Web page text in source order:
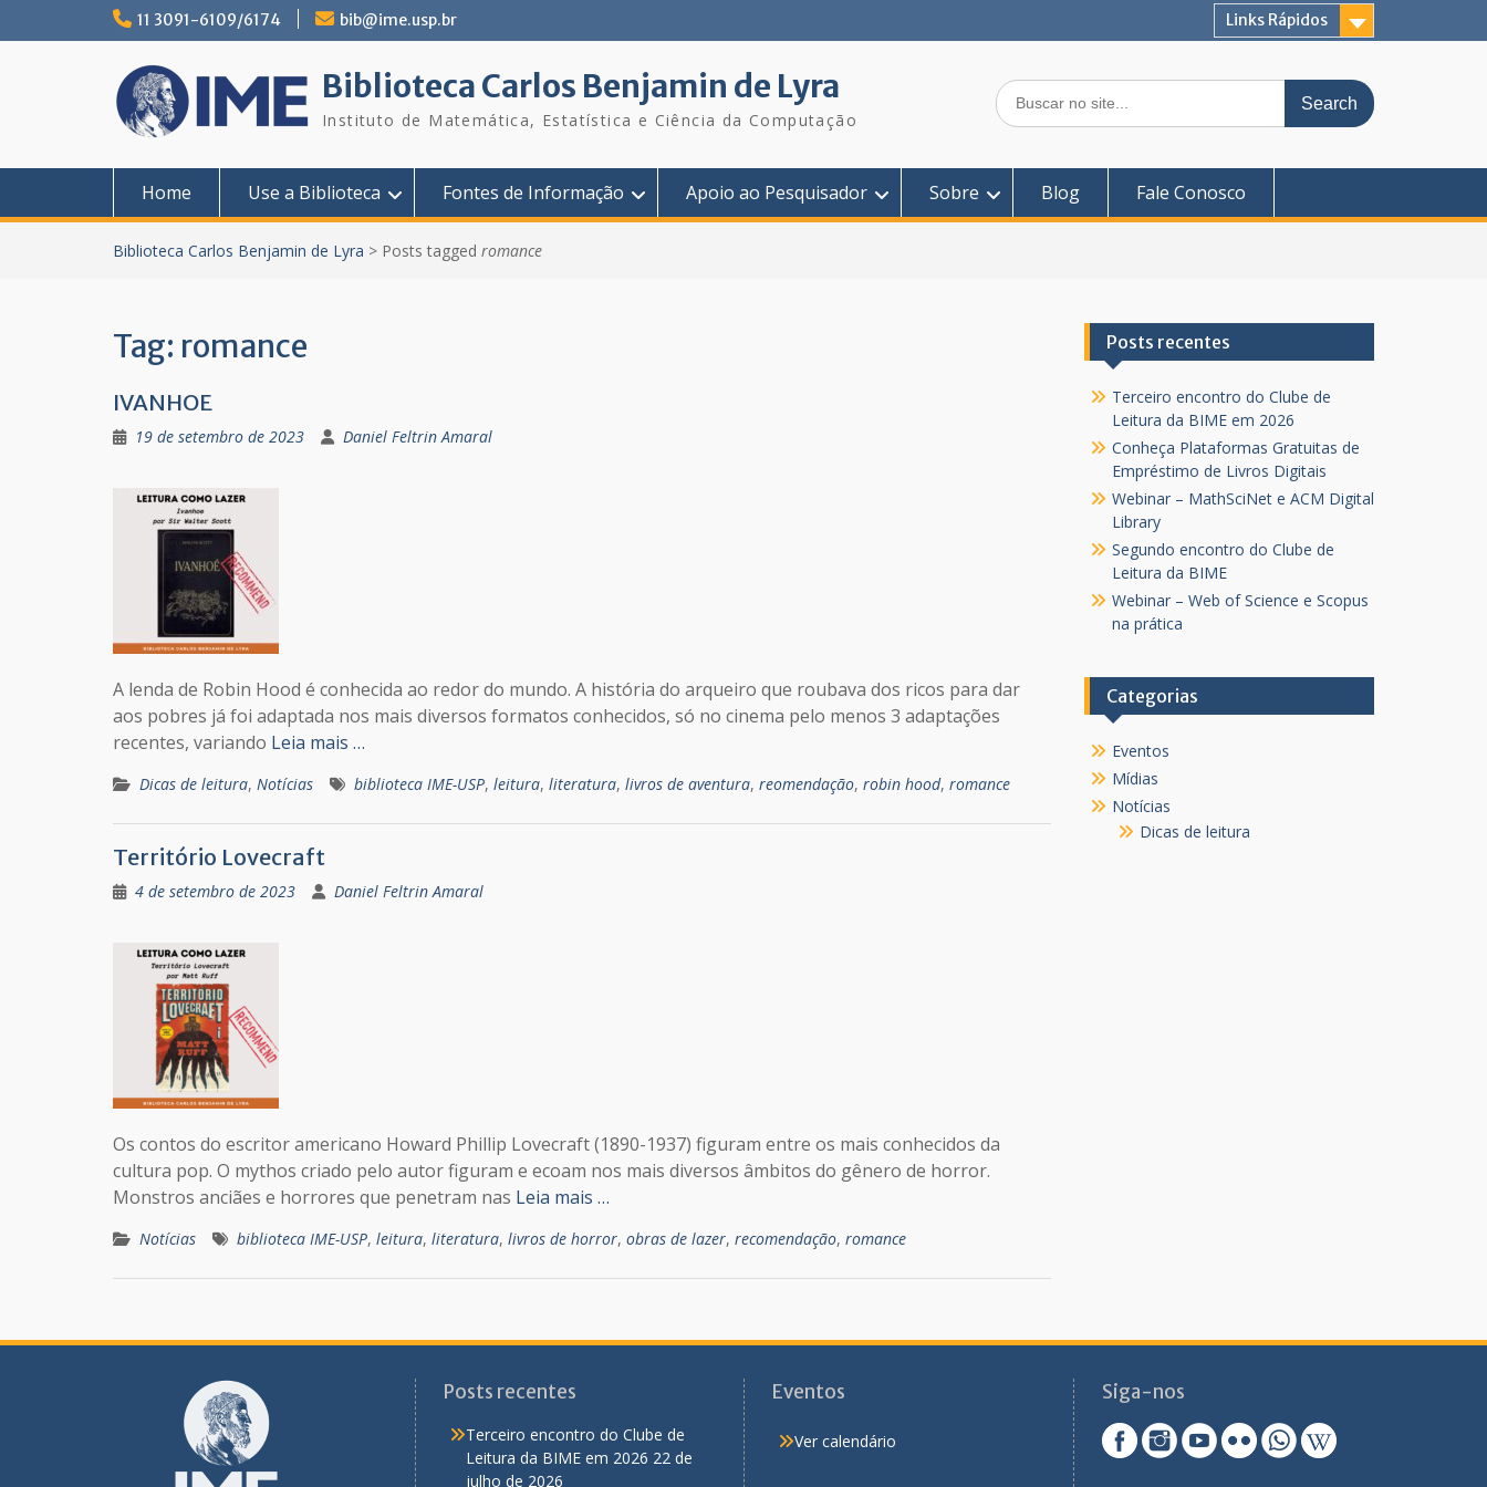
11 3091-6109/6174 bib@ime.usp.br Links Rápidos
Biblioteca Carlos Benjamin de Lyra
Instituto de Matemática, Estatística e Ciência da Computação
Search
for:
Home Use a Biblioteca Fontes de Informação Apoio ao Pesquisador Sobre Blog Fale Conosco
Biblioteca Carlos Benjamin de Lyra > Posts tagged romance
Tag: romance
IVANHOE
19 de setembro de 2023 Daniel Feltrin Amaral
A lenda de Robin Hood é conhecida ao redor do mundo. A história do arqueiro que roubava dos ricos para dar
aos pobres já foi adaptada nos mais diversos formatos conhecidos, só no cinema pelo menos 3 adaptações
recentes, variando Leia mais …
Dicas de leitura, Notícias biblioteca IME-USP, leitura, literatura, livros de aventura, reomendação, robin hood, romance
Território Lovecraft
4 de setembro de 2023 Daniel Feltrin Amaral
Os contos do escritor americano Howard Phillip Lovecraft (1890-1937) figuram entre os mais conhecidos da
cultura pop. O mythos criado pelo autor figuram e ecoam nos mais diversos âmbitos do gênero de horror.
Monstros anciães e horrores que penetram nas Leia mais …
Notícias biblioteca IME-USP, leitura, literatura, livros de horror, obras de lazer, recomendação, romance
Posts recentes
Terceiro encontro do Clube de
Leitura da BIME em 2026
Conheça Plataformas Gratuitas de
Empréstimo de Livros Digitais
Webinar – MathSciNet e ACM Digital
Library
Segundo encontro do Clube de
Leitura da BIME
Webinar – Web of Science e Scopus
na prática
Categorias
Eventos
Mídias
Notícias
Dicas de leitura
Posts recentes
Terceiro encontro do Clube de
Leitura da BIME em 2026 22 de
julho de 2026
Eventos
Ver calendário
Siga-nos